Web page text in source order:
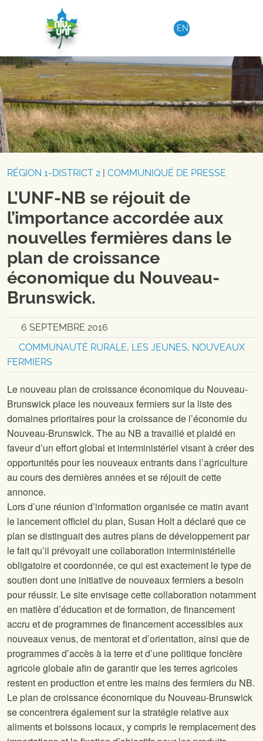
Aller au contenu
EN
RÉGION 1-DISTRICT 2 COMMUNIQUÉ DE PRESSE
L’UNF-NB se réjouit de
l’importance accordée aux
nouvelles fermières dans le
plan de croissance
économique du Nouveau-
Brunswick.
6 SEPTEMBRE 2016
COMMUNAUTÉ RURALE, LES JEUNES, NOUVEAUX
FERMIERS
Le nouveau plan de croissance économique du Nouveau-
Brunswick place les nouveaux fermiers sur la liste des
domaines prioritaires pour la croissance de l’économie du
Nouveau-Brunswick. Theau NB a travaillé et plaidé en
faveur d’un effort global et interministériel visant à créer des
opportunités pour les nouveaux entrants dans l’agriculture
au cours des dernières années et se réjouit de cette
annonce.
Lors d’une réunion d’information organisée ce matin avant
le lancement officiel du plan, Susan Holt a déclaré que ce
plan se distinguait des autres plans de développement par
le fait qu’il prévoyait une collaboration interministérielle
obligatoire et coordonnée, ce qui est exactement le type de
soutien dont une initiative de nouveaux fermiers a besoin
pour réussir. Le siteenvisage cette collaboration notamment
en matière d’éducation et de formation, de financement
accru et de programmes de financement accessibles aux
nouveaux venus, de mentorat et d’orientation, ainsi que de
programmes d’accès à la terre et d’une politique foncière
agricole globale afin de garantir que les terres agricoles
restent en production et entre les mains des fermiers du NB.
Le plan de croissance économique du Nouveau-Brunswick
se concentrera également sur la stratégie relative aux
aliments et boissons locaux, y compris le remplacement des